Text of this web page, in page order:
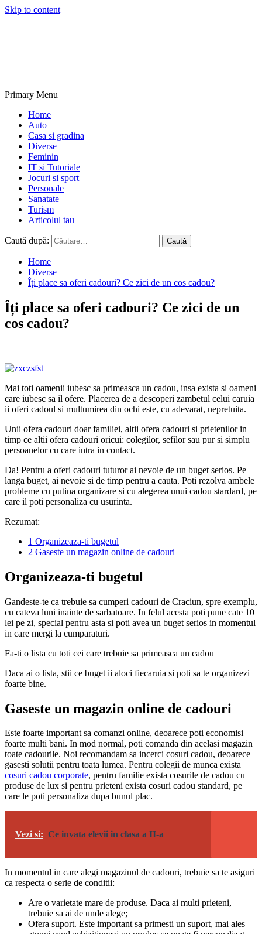
Skip to content
Primary Menu
Home
Auto
Casa si gradina
Diverse
Feminin
IT si Tutoriale
Jocuri si sport
Personale
Sanatate
Turism
Articolul tau
Caută după:
Home
Diverse
Îți place sa oferi cadouri? Ce zici de un cos cadou?
Îți place sa oferi cadouri? Ce zici de un
cos cadou?
Mai toti oamenii iubesc sa primeasca un cadou, insa exista si oameni
care iubesc sa il ofere. Placerea de a descoperi zambetul celui caruia
ii oferi cadoul si multumirea din ochi este, cu adevarat, nepretuita.
Unii ofera cadouri doar familiei, altii ofera cadouri si prietenilor in
timp ce altii ofera cadouri oricui: colegilor, sefilor sau pur si simplu
persoanelor cu care intra in contact.
Da! Pentru a oferi cadouri tuturor ai nevoie de un buget serios. Pe
langa buget, ai nevoie si de timp pentru a cauta. Poti rezolva ambele
probleme cu putina organizare si cu alegerea unui cadou stardard, pe
care il poti personaliza cu usurinta.
Rezumat:
1 Organizeaza-ti bugetul
2 Gaseste un magazin online de cadouri
Organizeaza-ti bugetul
Gandeste-te ca trebuie sa cumperi cadouri de Craciun, spre exemplu,
cu cateva luni inainte de sarbatoare. In felul acesta poti pune cate 10
lei pe zi, special pentru asta si poti avea un buget serios in momentul
in care mergi la cumparaturi.
Fa-ti o lista cu toti cei care trebuie sa primeasca un cadou
Daca ai o lista, stii ce buget ii aloci fiecaruia si poti sa te organizezi
foarte bine.
Gaseste un magazin online de cadouri
Este foarte important sa comanzi online, deoarece poti economisi
foarte multi bani. In mod normal, poti comanda din acelasi magazin
toate cadourile. Noi recomandam sa incerci cosuri cadou, deoarece
gasesti solutii pentru toata lumea. Pentru colegii de munca exista
cosuri cadou corporate, pentru familie exista cosurile de cadou cu
produse de lux si pentru prieteni exista cosuri cadou standard, pe
care le poti personaliza dupa bunul plac.
Vezi si: Ce invata elevii in clasa a II-a
In momentul in care alegi magazinul de cadouri, trebuie sa te asiguri
ca respecta o serie de conditii:
Are o varietate mare de produse. Daca ai multi prieteni,
trebuie sa ai de unde alege;
Ofera suport. Este important sa primesti un suport, mai ales